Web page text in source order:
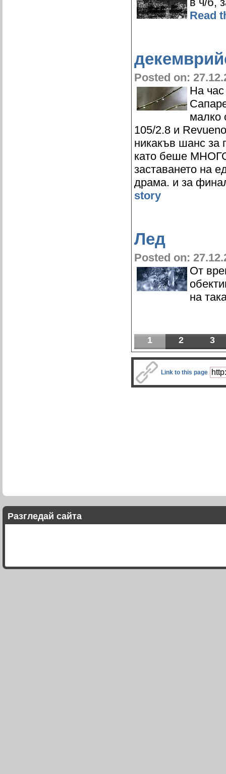
Read
Posted on:
На
малко
105/2.8 и
никакъв шанс за
като беше
заставането на
драма. и за
story
Лед
Posted on:
От
на
1 2 3
Link to this page
Разгледай сайта